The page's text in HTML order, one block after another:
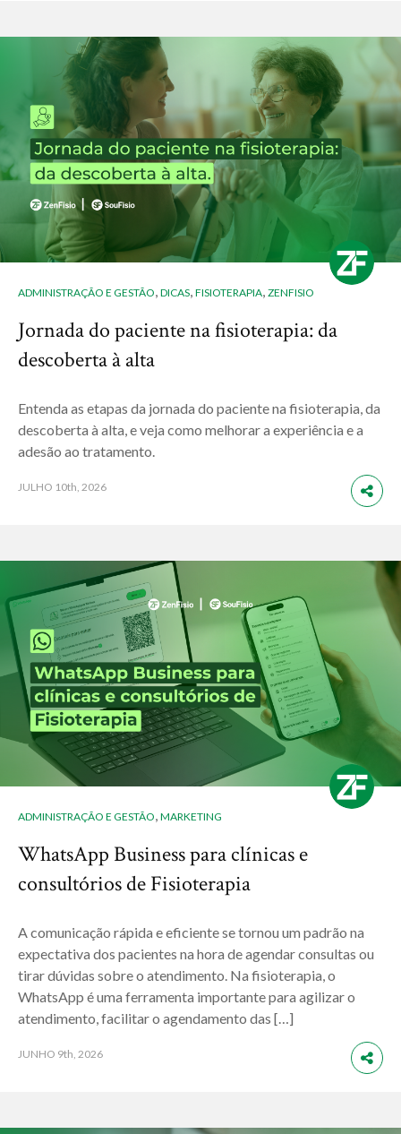
ADMINISTRAÇÃO E GESTÃO, DICAS, FISIOTERAPIA, ZENFISIO
Jornada do paciente na fisioterapia: da
descoberta à alta
Entenda as etapas da jornada do paciente na fisioterapia, da
descoberta à alta, e veja como melhorar a experiência e a
adesão ao tratamento.
JULHO 10th, 2026
ADMINISTRAÇÃO E GESTÃO, MARKETING
WhatsApp Business para clínicas e
consultórios de Fisioterapia
A comunicação rápida e eficiente se tornou um padrão na
expectativa dos pacientes na hora de agendar consultas ou
tirar dúvidas sobre o atendimento. Na fisioterapia, o
WhatsApp é uma ferramenta importante para agilizar o
atendimento, facilitar o agendamento das […]
JUNHO 9th, 2026